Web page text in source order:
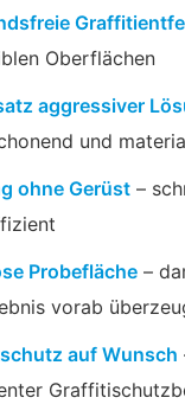
Oberflächen
aggressiver
und
ohne Gerüst –
Probefläche –
vorab
auf Wunsch